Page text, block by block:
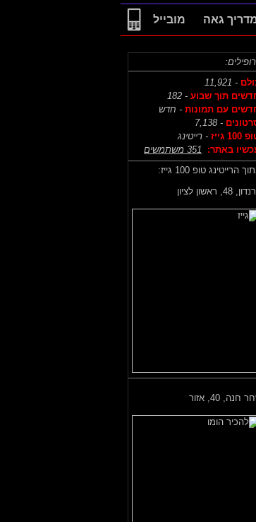
גאה מובייל
- 11,921
תוך שבוע - 182
עם תמונות - חדש
- 7,138
גייז
- רייטינג
באתר:
351 משתמשים
הרייטינג טופ 100 גייז:
48, ראשון לציון
חנה, 40, אזור